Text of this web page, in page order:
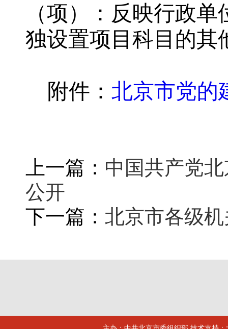
（项）：反映行政
独设置项目科目的其
附件： 北京市党的
上一篇： 中国共产党
公开
下一篇： 北京市各级